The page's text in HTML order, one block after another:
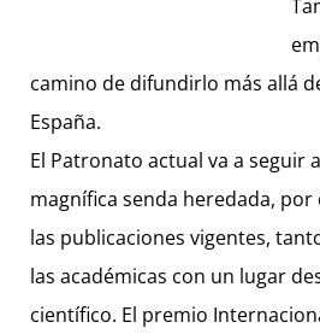
camino de difundirlo más allá
España.
El Patronato actual va a seguir
magnífica senda heredada,
las publicaciones vigentes,
las académicas con un lugar
científico. El premio